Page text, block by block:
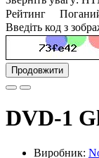
Рейтинг
Введіть код з
Продовжити
DVD-1
Виробник: